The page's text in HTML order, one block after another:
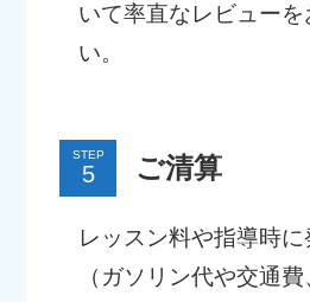
いて率直なレビューを
い。
STEP ご清算
レッスン料や指導時
（ガソリン代や交通費